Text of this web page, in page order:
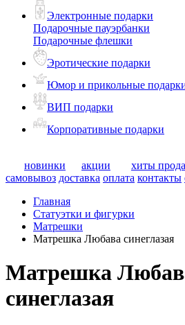
Электронные подарки
Подарочные пауэрбанки
Подарочные флешки
Эротические подарки
Юмор и прикольные
ВИП подарки
Корпоративные подарки
новинки акции
хиты
самовывоз доставка оплата контакты
Главная
Статуэтки и фигурки
Матрешки
Матрешка Любава синеглазая
Матрешка
синеглазая